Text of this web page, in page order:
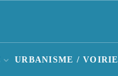
URBANISME / VOIRIE